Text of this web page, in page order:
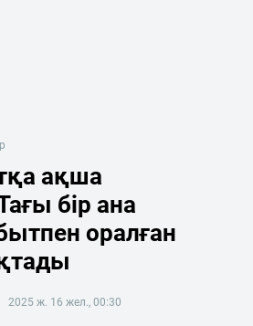
ақша
бір ана
оралған
2025 ж. 16 жел., 00:30